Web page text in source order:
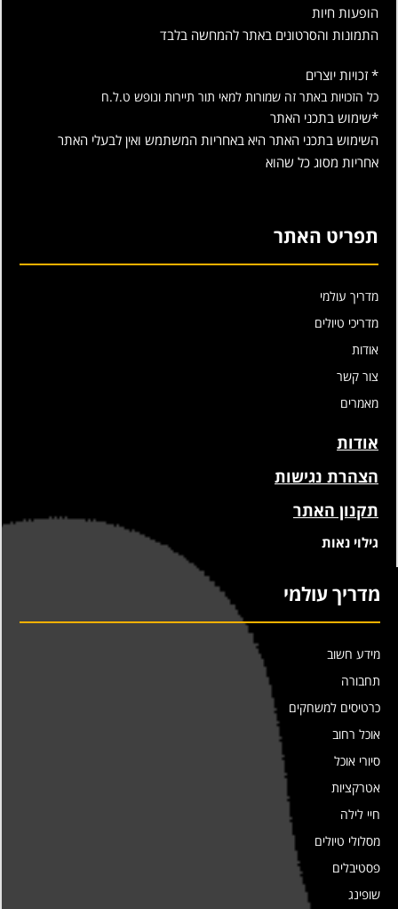
הופעות חיות
התמונות והסרטונים באתר להמחשה בלבד
* זכויות יוצרים
כל הזכויות באתר זה שמורות למאי תור תיירות ונופש ט.ל.ח
*שימוש בתכני האתר
השימוש בתכני האתר היא באחריות המשתמש ואין לבעלי האתר
אחריות מסוג כל שהוא
תפריט האתר
מדריך עולמי
מדריכי טיולים
אודות
צור קשר
מאמרים
אודות
הצהרת נגישות
תקנון האתר
גילוי נאות
מדריך עולמי
מידע חשוב
תחבורה
כרטיסים למשחקים
אוכל רחוב
סיורי אוכל
אטרקציות
חיי לילה
מסלולי טיולים
פסטיבלים
שופינג